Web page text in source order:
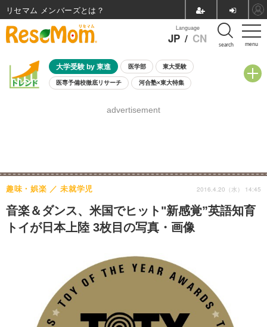
menu
Language
JP / CN search
大学受験 by 東進 医学部 東大受験
医専予備校徹底リサーチ 河合塾×東大特集
8月開催学校説明会・相談会
advertisement
音楽＆ダンス、米国でヒット"新感覚”英語知育
トイが日本上陸 3枚目の写真・画像
趣味・娯楽 未就学児 2016.4.20（水） 14:45
リセマム メンバーズ